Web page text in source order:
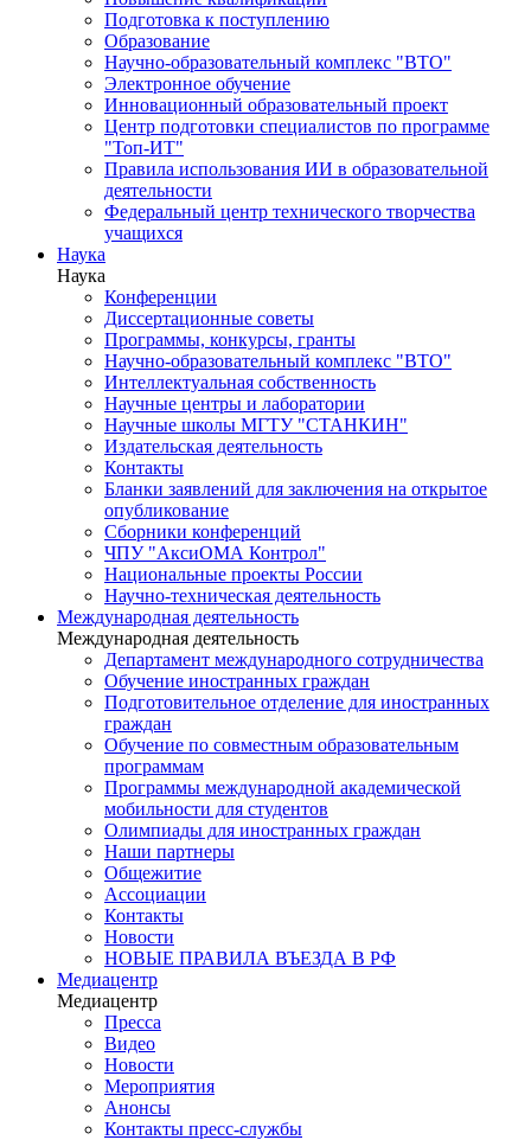
Подготовка к поступлению
Образование
Научно-образовательный комплекс "ВТО"
Электронное обучение
Инновационный образовательный проект
Центр подготовки специалистов по программе
"Топ-ИТ"
Правила использования ИИ в образовательной
деятельности
Федеральный центр технического творчества
учащихся
Наука
Наука
Конференции
Диссертационные советы
Программы, конкурсы, гранты
Научно-образовательный комплекс "ВТО"
Интеллектуальная собственность
Научные центры и лаборатории
Научные школы МГТУ "СТАНКИН"
Издательская деятельность
Контакты
Бланки заявлений для заключения на открытое
опубликование
Сборники конференций
ЧПУ "АксиОМА Контрол"
Национальные проекты России
Научно-техническая деятельность
Международная деятельность
Международная деятельность
Департамент международного сотрудничества
Обучение иностранных граждан
Подготовительное отделение для иностранных
граждан
Обучение по совместным образовательным
программам
Программы международной академической
мобильности для студентов
Олимпиады для иностранных граждан
Наши партнеры
Общежитие
Ассоциации
Контакты
Новости
НОВЫЕ ПРАВИЛА ВЪЕЗДА В РФ
Медиацентр
Медиацентр
Пресса
Видео
Новости
Мероприятия
Анонсы
Контакты пресс-службы